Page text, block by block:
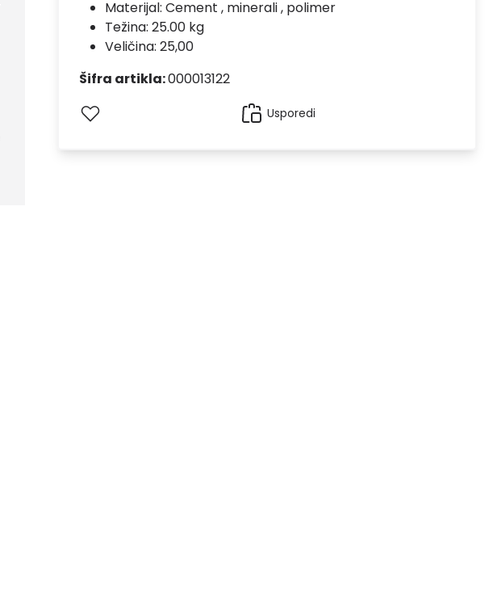
Materijal: Cement , minerali , polimer
Težina: 25.00 kg
Veličina: 25,00
Šifra artikla:000013122
Usporedi